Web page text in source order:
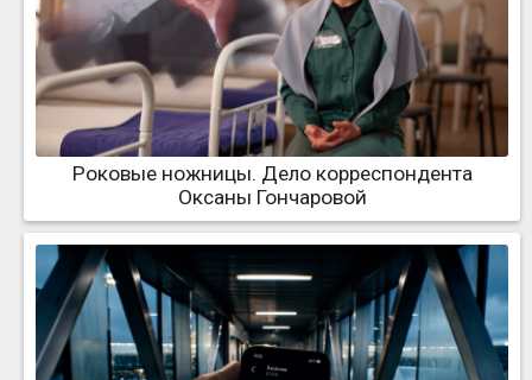
Роковые ножницы. Дело корреспондента
Оксаны Гончаровой